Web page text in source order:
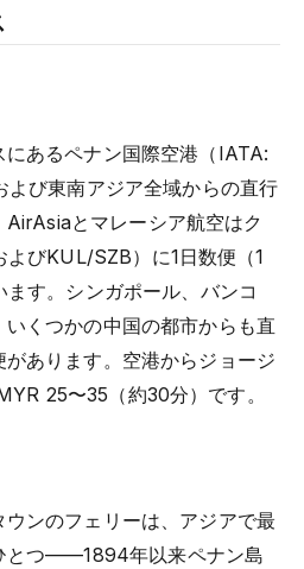
あるペナン国際空港（IATA:
よび東南アジア全域からの直行
とマレーシア航空はク
びKUL/SZB）に1日数便（1
す。シンガポール、バンコ
くつかの中国の都市からも直
あります。空港からジョージ
25〜35（約30分）です。
ンのフェリーは、アジアで最
とつ——1894年以来ペナン島